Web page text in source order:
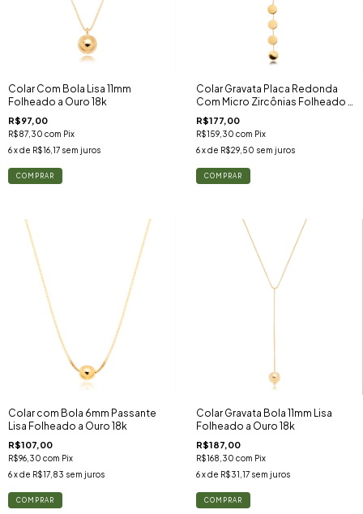
Colar Com Bola Lisa 11mm
Folheado a Ouro 18k
R$97,00
R$87,30 com Pix
6x de R$16,17 sem juros
Colar Gravata Placa Redonda
Com Micro Zircônias Folheado a
Ouro 18k
R$177,00
R$159,30 com Pix
6 x de R$29,50 sem juros
Colar com Bola 6mm Passante
Lisa Folheado a Ouro 18k
R$107,00
R$96,30 com Pix
6x de R$17,83 sem juros
Colar Gravata Bola 11mm Lisa
Folheado a Ouro 18k
R$187,00
R$168,30 com Pix
6 x de R$31,17 sem juros